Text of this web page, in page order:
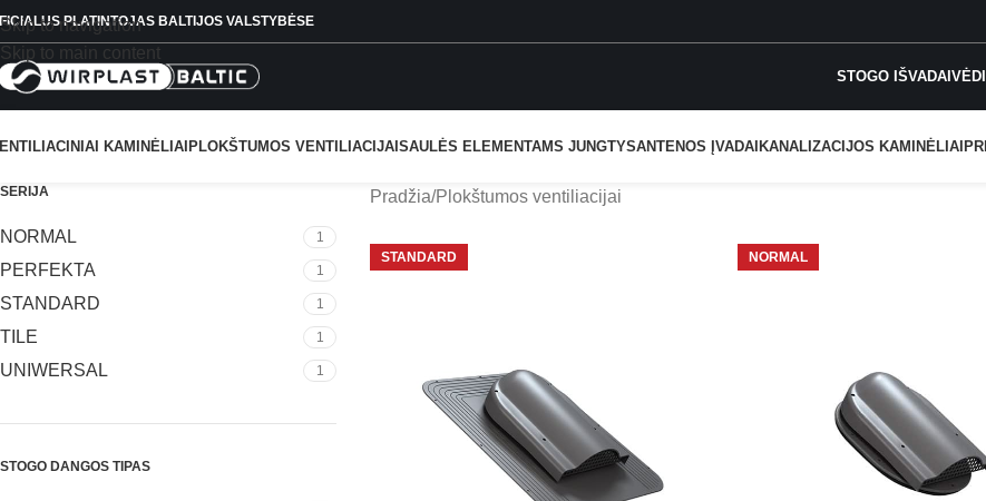
Skip to navigation
Skip to main content
PLATINTOJAS BALTIJOS VALSTYBĖSE
STOGO IŠVADAI
KAMINĖLIAIPLOKŠTUMOS VENTILIACIJAISAULĖS ELEMENTAMS JUNGTYSANTENOS ĮVADAIKANALIZACIJOS KAMINĖLIAI
SERIJA
NORMAL 1
PERFEKTA 1
STANDARD 1
TILE 1
UNIWERSAL 1
STOGO DANGOS TIPAS
Pradžia Plokštumos ventiliacijai
STANDARD NORMAL